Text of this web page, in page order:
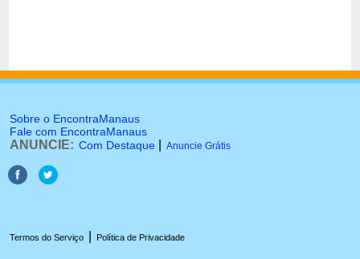
Sobre o EncontraManaus
Fale com EncontraManaus
ANUNCIE: Com Destaque Anuncie Grátis
Termos do Serviço Política de Privacidade